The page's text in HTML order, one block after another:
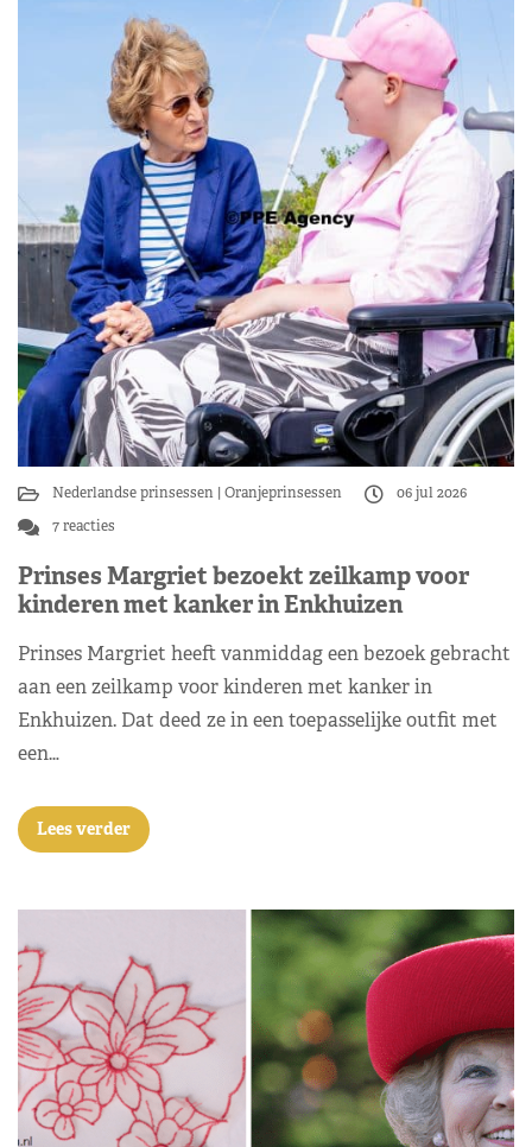
Nederlandse prinsessen Oranjeprinsessen
06 jul 2026
7 reacties
Prinses Margriet bezoekt zeilkamp voor
kinderen met kanker in Enkhuizen
Prinses Margriet heeft vanmiddag een bezoek gebracht
aan een zeilkamp voor kinderen met kanker in
Enkhuizen. Dat deed ze in een toepasselijke outfit met
een…
Lees verder